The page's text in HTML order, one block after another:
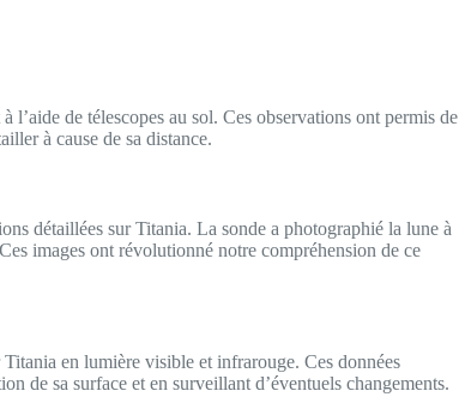
l’aide de télescopes au sol. Ces observations ont permis de
à cause de sa distance.
détaillées sur Titania. La sonde a photographié la lune à
images ont révolutionné notre compréhension de ce
Titania en lumière visible et infrarouge. Ces données
de sa surface et en surveillant d’éventuels changements.